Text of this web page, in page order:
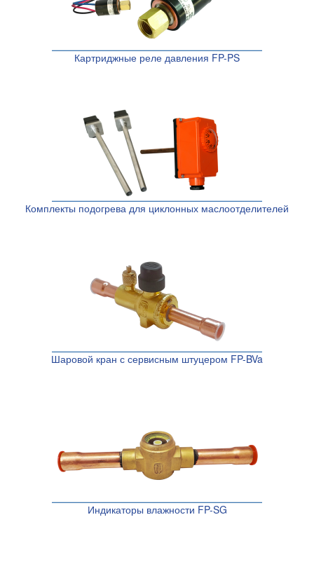
Картриджные реле давления FP-PS
Комплекты подогрева для циклонных маслоотделителей
Шаровой кран с сервисным штуцером FP-BVa
Индикаторы влажности FP-SG